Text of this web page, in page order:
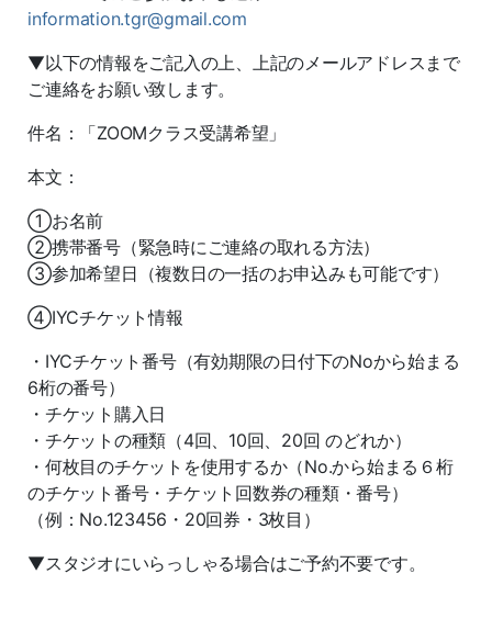
information.tgr@gmail.com
▼以下の情報をご記入の上、上記のメールアドレスまで
ご連絡をお願い致します。
件名：「ZOOMクラス受講希望」
本文：
①お名前
②携帯番号（緊急時にご連絡の取れる方法）
③参加希望日（複数日の一括のお申込みも可能です）
④IYCチケット情報
・IYCチケット番号（有効期限の日付下のNoから始まる
6桁の番号）
・チケット購入日
・チケットの種類（4回、10回、20回 のどれか）
・何枚目のチケットを使用するか（No.から始まる６桁
のチケット番号・チケット回数券の種類・番号）
（例：No.123456・20回券・3枚目）
▼スタジオにいらっしゃる場合はご予約不要です。